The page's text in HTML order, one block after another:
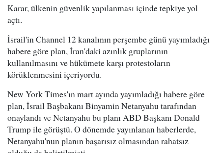
Karar, ülkenin güvenlik yapılanması içinde tepkiye yol
açtı.
İsrail'in Channel 12 kanalının perşembe günü yayımladığı
habere göre plan, İran'daki azınlık gruplarının
kullanılmasını ve hükümete karşı protestoların
körüklenmesini içeriyordu.
New York Times'ın mart ayında yayımladığı habere göre
plan, İsrail Başbakanı Binyamin Netanyahu tarafından
onaylandı ve Netanyahu bu planı ABD Başkanı Donald
Trump ile görüştü. O dönemde yayınlanan haberlerde,
Netanyahu'nun planın başarısız olmasından rahatsız